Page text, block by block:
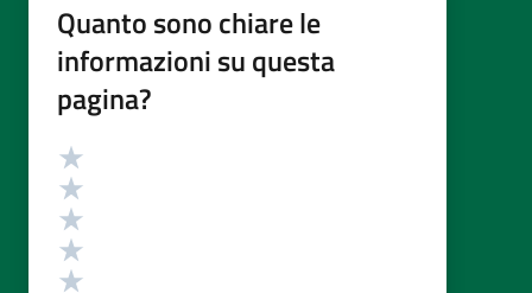
Quanto sono chiare le
informazioni su questa
pagina?
Valutazione